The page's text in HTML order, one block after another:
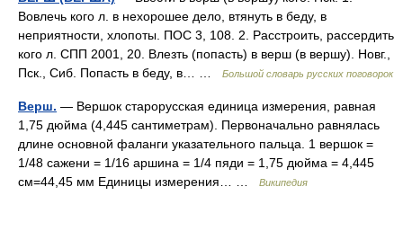
Вовлечь кого л. в нехорошее дело, втянуть в беду, в
неприятности, хлопоты. ПОС 3, 108. 2. Расстроить, рассердить
кого л. СПП 2001, 20. Влезть (попасть) в верш (в вершу). Новг.,
Пск., Сиб. Попасть в беду, в… …
Большой словарь русских поговорок
Верш. — Вершок старорусская единица измерения, равная
1,75 дюйма (4,445 сантиметрам). Первоначально равнялась
длине основной фаланги указательного пальца. 1 вершок =
1/48 сажени = 1/16 аршина = 1/4 пяди = 1,75 дюйма = 4,445
см=44,45 мм Единицы измерения… …
Википедия